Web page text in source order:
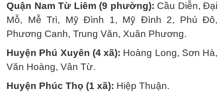
Quận Nam Từ Liêm (9 phường): Cầu Diễn, Đại
Mỗ, Mễ Trì, Mỹ Đình 1, Mỹ Đình 2, Phú Đô,
Phương Canh, Trung Văn, Xuân Phương.
Huyện Phú Xuyên (4 xã): Hoàng Long, Sơn Hà,
Văn Hoàng, Vân Từ.
Huyện Phúc Thọ (1 xã): Hiệp Thuận.